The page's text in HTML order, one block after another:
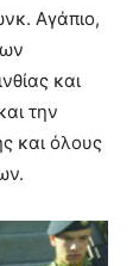
Αγάπιο,
και
την
και όλους